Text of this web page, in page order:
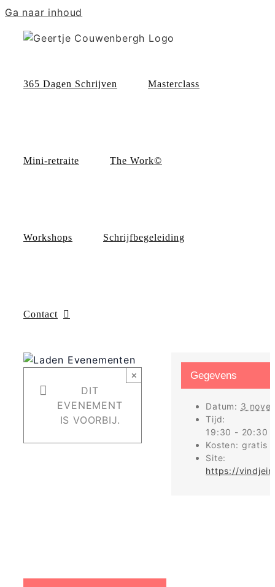
Ga naar inhoud
365 Dagen Schrijven Masterclass
Mini-retraite The Work©
Workshops Schrijfbegeleiding
Contact
DIT
EVENEMENT
IS VOORBIJ.
× Gegevens
Datum: 3
Tijd:
19:30 - 20:30
Kosten: gratis
Site:
https://